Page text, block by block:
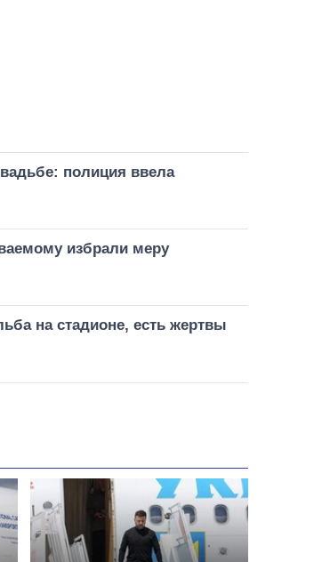
полиция ввела
избрали меру
на стадионе, есть жертвы